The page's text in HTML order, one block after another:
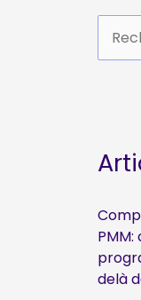
e
r
h
e
r
delà